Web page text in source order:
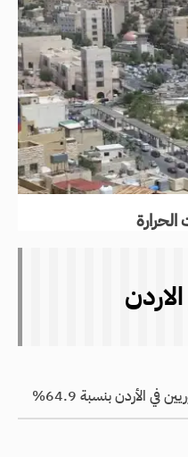
الأردن بنسبة 64.9%